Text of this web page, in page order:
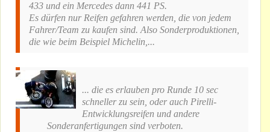
433 und ein Mercedes dann 441 PS.
Es dürfen nur Reifen gefahren werden, die von jedem
Fahrer/Team zu kaufen sind. Also Sonderproduktionen,
die wie beim Beispiel Michelin,...
... die es erlauben pro Runde 10 sec
schneller zu sein, oder auch Pirelli-
Entwicklungsreifen und andere
Sonderanfertigungen sind verboten.